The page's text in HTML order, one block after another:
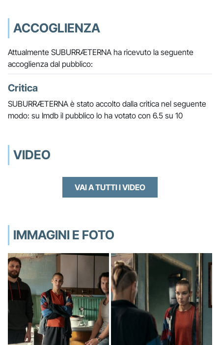
ACCOGLIENZA
Attualmente SUBURRÆTERNA ha ricevuto la seguente
accoglienza dal pubblico:
Critica
SUBURRÆTERNA è stato accolto dalla critica nel seguente
modo: su Imdb il pubblico lo ha votato con 6.5 su 10
VIDEO
VAI A TUTTI I VIDEO
IMMAGINI E FOTO